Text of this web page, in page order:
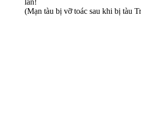
(Mạn tàu bị vỡ toác sau khi bị tàu